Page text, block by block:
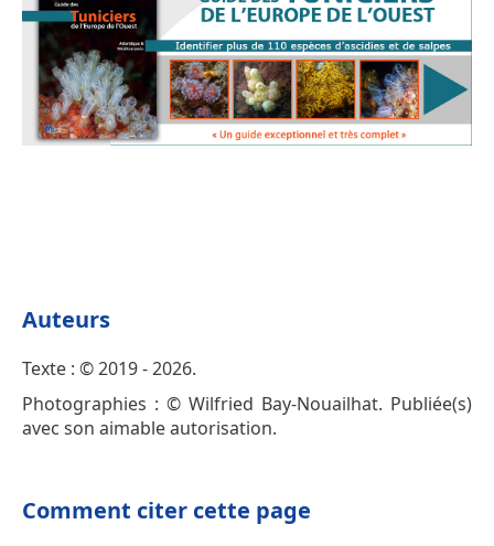
Auteurs
Texte : © 2019 - 2026.
Photographies : © Wilfried Bay-Nouailhat. Publiée(s)
avec son aimable autorisation.
Comment citer cette page